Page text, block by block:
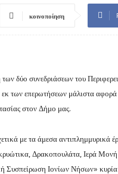
κοινοποίηση
δύο συνεδριάσεων του
των επερωτήσεων μάλιστα
στον Δήμο μας.
με τα άμεσα αντιπλημμυρικά
Δρακοπουλάτα, Ιερά
Συσπείρωση Ιονίων Νήσων»